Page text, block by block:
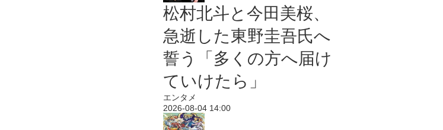
松村北斗と今田美桜、
急逝した東野圭吾氏へ
誓う「多くの方へ届け
ていけたら」
エンタメ
2026-08-04 14:00